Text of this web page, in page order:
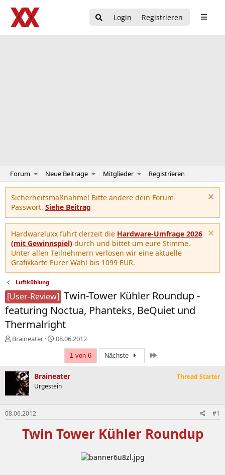
Login Registrieren
Forum Neue Beiträge Mitglieder Registrieren
Sicherheitsmaßnahme! Bitte ändere dein Forum-
Passwort. Siehe Beitrag
Hardwareluxx führt derzeit die Hardware-Umfrage 2026
(mit Gewinnspiel) durch und bittet um eure Stimme.
Unter allen Teilnehmern verlosen wir eine aktuelle
Grafikkarte Eurer Wahl bis 1099 EUR.
Luftkühlung
[User-Review] Twin-Tower Kühler Roundup -
featuring Noctua, Phanteks, BeQuiet und
Thermalright
E
e
r
Braineater
E
e
l
m
08.06.2012
1 von 6 Nächste
Braineater
Urgestein
Thread Starter
08.06.2012 #1
Twin Tower Kühler Roundup